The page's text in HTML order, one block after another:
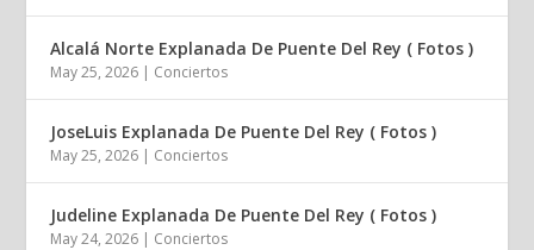
Alcalá Norte Explanada De Puente Del Rey ( Fotos )
May 25, 2026 | Conciertos
JoseLuis Explanada De Puente Del Rey ( Fotos )
May 25, 2026 | Conciertos
Judeline Explanada De Puente Del Rey ( Fotos )
May 24, 2026 | Conciertos